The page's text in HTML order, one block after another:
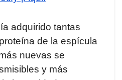
adquirido tantas
de la espícula
nuevas se
y más